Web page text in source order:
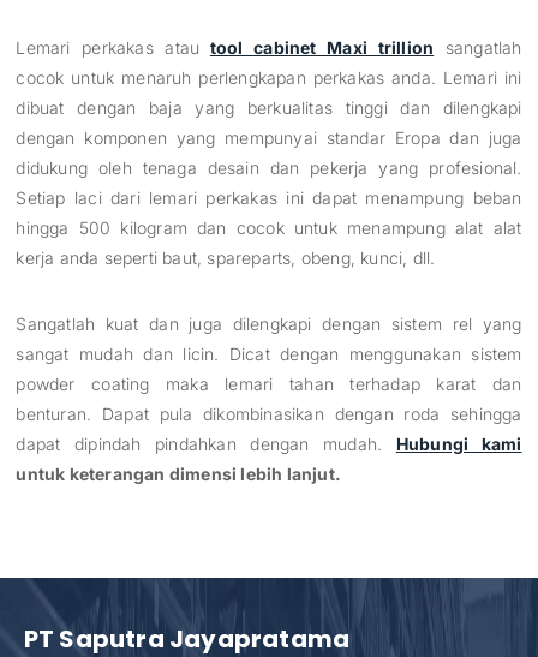
Lemari perkakas atau tool cabinet Maxi trillion sangatlah
cocok untuk menaruh perlengkapan perkakas anda. Lemari ini
dibuat dengan baja yang berkualitas tinggi dan dilengkapi
dengan komponen yang mempunyai standar Eropa dan juga
didukung oleh tenaga desain dan pekerja yang profesional.
Setiap laci dari lemari perkakas ini dapat menampung beban
hingga 500 kilogram dan cocok untuk menampung alat alat
kerja anda seperti baut, spareparts, obeng, kunci, dll.
Sangatlah kuat dan juga dilengkapi dengan sistem rel yang
sangat mudah dan licin. Dicat dengan menggunakan sistem
powder coating maka lemari tahan terhadap karat dan
benturan. Dapat pula dikombinasikan dengan roda sehingga
dapat dipindah pindahkan dengan mudah. Hubungi kami
untuk keterangan dimensi lebih lanjut.
PT Saputra Jayapratama